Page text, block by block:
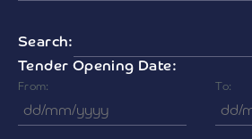
Search:
Tender Opening Date:
From: To: